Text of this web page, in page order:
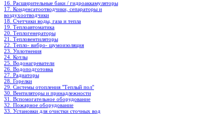
16. Расширительные баки / гидроаккамуляторы
17. Конденсатоотводчики, сепараторы и
воздухоотводчики
18. Счетчики воды, газа и тепла
19. Теплоавтоматика
20. Теплогенераторы
21. Тепловентиляторы
22. Тепло- вибро- шумоизоляция
23. Уплотнения
24. Котлы
25. Водонагреватели
26. Водоподготовка
27. Радиаторы
28. Горелки
29. Системы отопления "Теплый пол"
30. Вентиляторы и принадлежности
31. Вспомогательное оборудование
32. Пожарное оборудование
33. Установки для очистки сточных вод